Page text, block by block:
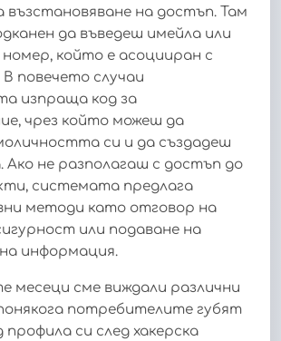
възстановяване на достъп. Там
да въведеш имейла или
който е асоцииран с
повечето случаи
изпраща код за
чрез който можеш да
си и да създадеш
Ако не разполагаш с достъп до
системата предлага
методи като отговор на
или подаване на
информация.
месеци сме виждали различни
потребителите губят
си след хакерска